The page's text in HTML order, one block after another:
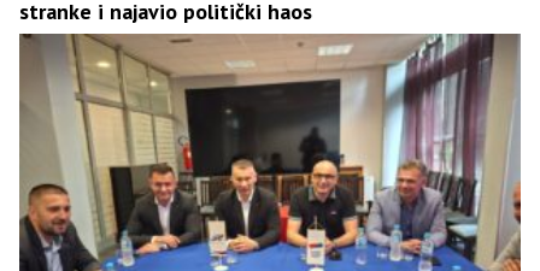
stranke i najavio politički haos